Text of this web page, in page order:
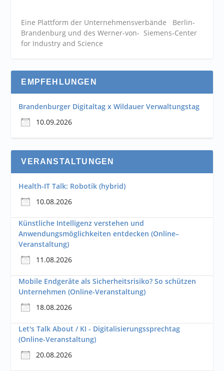
Eine Plattform der Unternehmensverbände Berlin-
Brandenburg und des Werner-von- Siemens-Center
for Industry and Science
EMPFEHLUNGEN
Brandenburger Digitaltag x Wildauer Verwaltungstag
10.09.2026
VERANSTALTUNGEN
Health-IT Talk: Robotik (hybrid)
10.08.2026
Künstliche Intelligenz verstehen und
Anwendungsmöglichkeiten entdecken (Online–
Veranstaltung)
11.08.2026
Mobile Endgeräte als Sicherheitsrisiko? So schützen
Unternehmen (Online-Veranstaltung)
18.08.2026
Let's Talk About / KI - Digitalisierungssprechtag
(Online-Veranstaltung)
20.08.2026